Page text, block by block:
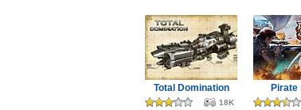
Total Domination
18K
Pirate